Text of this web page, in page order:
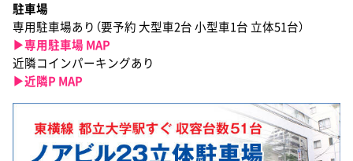
駐車場
専用駐車場あり（要予約 大型車2台 小型車1台 立体51台）
▶︎専用駐車場 MAP
近隣コインパーキングあり
▶︎近隣P MAP